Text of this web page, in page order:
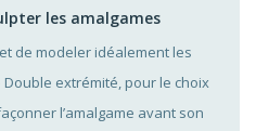
les amalgames
de modeler idéalement les
extrémité, pour le choix
l’amalgame avant son